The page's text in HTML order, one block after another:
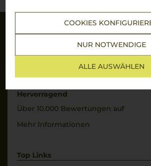
COOKIES
NUR NOTWENDIGE
ALLE AUSWÄHLEN
Sicherheit
Hervorragend
Über 10.000 Bewertungen auf
Mehr Informationen
Top Links